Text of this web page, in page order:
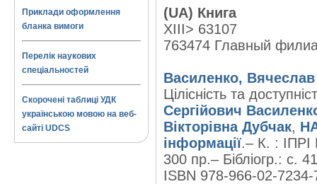
Приклади оформлення
бланка вимоги
Перелік наукових
спеціальностей
Скорочені таблиці УДК
українською мовою на веб-
сайті UDCS
(UA) Книга
XIII> 63107
763474 Главный
Василенко, Вячеслав
Цілісність та
Сергійович
Вікторівна Дубчак,
інформації.– К. : ІПРІ
300 пр.– Бібліогр.: с.
ISBN 978-966-02-